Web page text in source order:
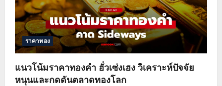
ราคาทอง
แนวโน้มราคาทองคำ ฮั่วเซ่งเฮง วิเคราะห์ปัจจัย
หนุนและกดดันตลาดทองโลก